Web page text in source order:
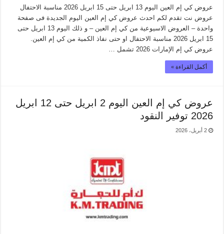
عروض كي إم العين اليوم 13 ابريل حتى 15 ابريل 2026 مناسبة الاحتفال
عروض نت تقدم لكم احدث عروض كي إم العين اليوم الجديدة فى صفحة
واحدة – العروض الاسيوعية من كي إم العين – و ذلك اليوم 13 ابريل حتى
15 ابريل 2026 مناسبة الاحتفال او حتى نفاذ الكمية من كي إم العين.
عروض كي إم الإمارات 2026 تشمل …
أكمل القراءة »
عروض كي إم العين اليوم 2 ابريل حتى 12 ابريل
2026 توفير النقود
2 أبريل، 2026